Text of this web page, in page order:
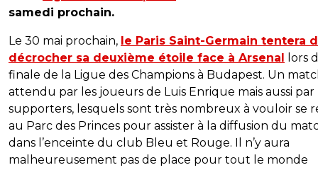
samedi prochain.
Le 30 mai prochain, le Paris Saint-Germain tentera
décrocher sa deuxième étoile face à Arsenal
lors
finale de la Ligue des Champions à Budapest. Un
attendu par les joueurs de Luis Enrique mais aussi par
supporters, lesquels sont très nombreux à vouloir se
au Parc des Princes pour assister à la diffusion du
dans l’enceinte du club Bleu et Rouge. Il n’y aura
malheureusement pas de place pour tout le monde